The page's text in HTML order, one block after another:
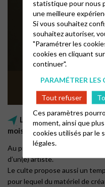
Les cultes «
mois à 18h30 au temple
Au programme : louange,
d’un(e) artiste.
Le culte propose aussi un
pour lequel du matériel de
statistique pour nous
une meilleure
Si vous souhaitez
souhaitez autoriser,
"Paramétrer les
cookies en cliquant
continuer".
PARAMÉTRER LES
Tout refuser
Ces paramètres
moment, ainsi que
cookies utilisés par le
légales.